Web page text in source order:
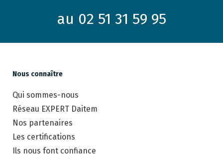
au 02 51 31 59 95
Nous connaître
Qui sommes-nous
Réseau EXPERT Daitem
Nos partenaires
Les certifications
Ils nous font confiance